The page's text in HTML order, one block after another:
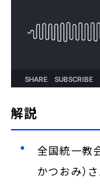
解説
全国統一教
かつおみ）